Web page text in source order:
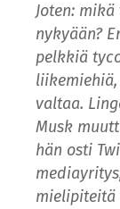
Joten:
nykyään?
pelkkiä
valtaa.
Musk
hän osti
mielipiteitä